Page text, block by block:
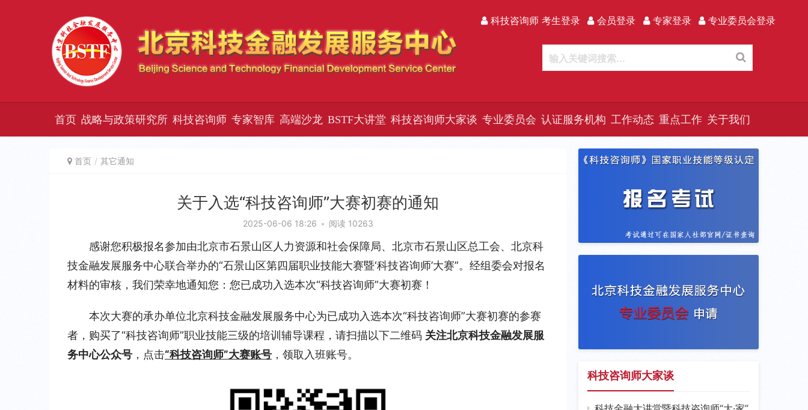
科技咨询师 考生登录 会员登录 专家登录 专业委员会登录
首页 战略与政策研究所 科技咨询师 专家智库 高端沙龙 BSTF大讲堂 科技咨询师大家谈 专业委员会 认证服务机构 工作动态 重点工作 关于我们
首页 其它通知
关于入选“科技咨询师”大赛初赛的通知
2025-06-06 18:26 • 阅读 10263
感谢您积极报名参加由北京市石景山区人力资源和社会保障局、北京市石景山区总工会、北京科
技金融发展服务中心联合举办的“石景山区第四届职业技能大赛暨‘科技咨询师’大赛”。经组委会对报名
材料的审核，我们荣幸地通知您：您已成功入选本次“科技咨询师”大赛初赛！
本次大赛的承办单位北京科技金融发展服务中心为已成功入选本次“科技咨询师”大赛初赛的参赛
者，购买了“科技咨询师”职业技能三级的培训辅导课程，请扫描以下二维码 关注北京科技金融发展服
务中心公众号 ，点击“科技咨询师”大赛账号 ，领取入班账号。
科技咨询师大家谈